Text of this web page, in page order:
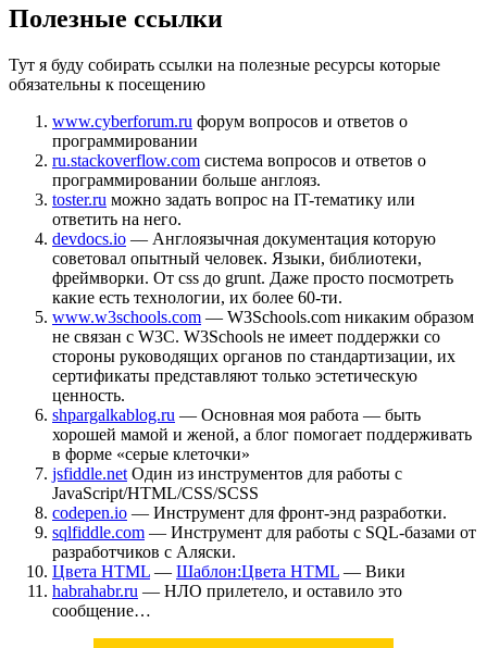
Полезные ссылки
Тут я буду собирать ссылки на полезные ресурсы которые
обязательны к посещению
www.cyberforum.ru форум вопросов и ответов о
программировании
ru.stackoverflow.com система вопросов и ответов о
программировании больше англояз.
toster.ru можно задать вопрос на IT-тематику или
ответить на него.
devdocs.io — Англоязычная документация которую
советовал опытный человек. Языки, библиотеки,
фреймворки. От css до grunt. Даже просто посмотреть
какие есть технологии, их более 60-ти.
www.w3schools.com — W3Schools.com никаким образом
не связан с W3C. W3Schools не имеет поддержки со
стороны руководящих органов по стандартизации, их
сертификаты представляют только эстетическую
ценность.
shpargalkablog.ru — Основная моя работа — быть
хорошей мамой и женой, а блог помогает поддерживать
в форме «серые клеточки»
jsfiddle.net Один из инструментов для работы с
JavaScript/HTML/CSS/SCSS
codepen.io — Инструмент для фронт-энд разработки.
sqlfiddle.com — Инструмент для работы с SQL-базами от
разработчиков с Аляски.
Цвета HTML — Шаблон:Цвета HTML — Вики
habrahabr.ru — НЛО прилетело, и оставило это
сообщение…